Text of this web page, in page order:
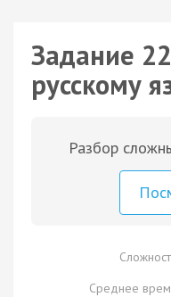
Задание
русскому
Разбор
Среднее